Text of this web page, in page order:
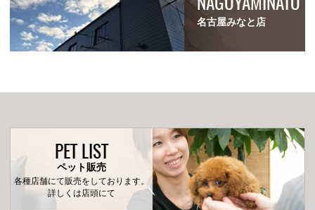
名古屋みなと店
PET LIST
ペット販売
各種店舗にて販売をしております。
詳しくは店頭にて